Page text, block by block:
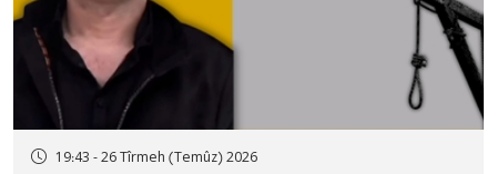
19:43 - 26 Tîrmeh (Temûz) 2026